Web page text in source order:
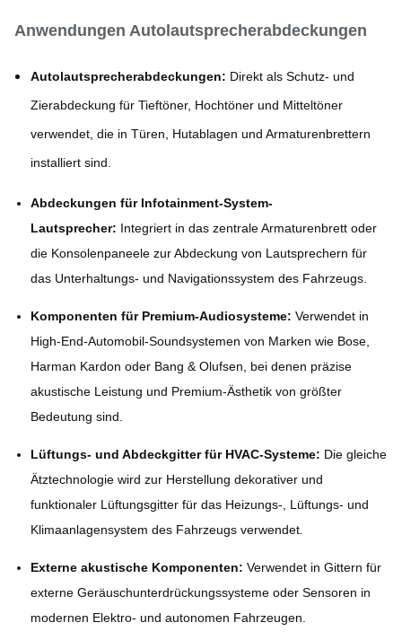
schwarzes Oxid, E-
Dicke 0,02 mm - 1,5 mm
Anwendungen Autolautsprecherabdeckungen
Autolautsprecherabdeckungen: Direkt als Schutz- und
Zierabdeckung für Tieftöner, Hochtöner und Mitteltöner
verwendet, die in Türen, Hutablagen und Armaturenbrettern
installiert sind.
Abdeckungen für Infotainment-System-
Lautsprecher: Integriert in das zentrale Armaturenbrett oder
die Konsolenpaneele zur Abdeckung von Lautsprechern für
das Unterhaltungs- und Navigationssystem des Fahrzeugs.
Komponenten für Premium-Audiosysteme: Verwendet in
High-End-Automobil-Soundsystemen von Marken wie Bose,
Harman Kardon oder Bang & Olufsen, bei denen präzise
akustische Leistung und Premium-Ästhetik von größter
Bedeutung sind.
Lüftungs- und Abdeckgitter für HVAC-Systeme: Die gleiche
Ätztechnologie wird zur Herstellung dekorativer und
funktionaler Lüftungsgitter für das Heizungs-, Lüftungs- und
Klimaanlagensystem des Fahrzeugs verwendet.
Externe akustische Komponenten: Verwendet in Gittern für
externe Geräuschunterdrückungssysteme oder Sensoren in
modernen Elektro- und autonomen Fahrzeugen.